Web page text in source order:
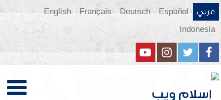
عربي Español
Deutsch
Français
English
Indonesia